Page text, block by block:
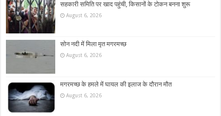
सहकारी समिति पर खाद पहुंची, किसानों के टोकन बनना शुरू
August 6, 2026
सोन नदी में मिला मृत मगरमच्छ
August 6, 2026
मगरमच्छ के हमले में घायल की इलाज के दौरान मौत
August 6, 2026